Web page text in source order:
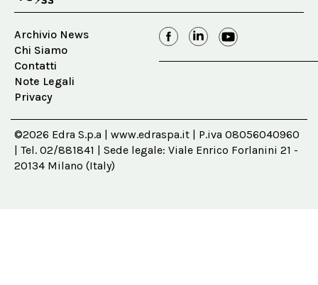
Archivio News
Chi Siamo
Contatti
Note Legali
Privacy
©2026 Edra S.p.a | www.edraspa.it | P.iva 08056040960
| Tel. 02/881841 | Sede legale: Viale Enrico Forlanini 21 -
20134 Milano (Italy)